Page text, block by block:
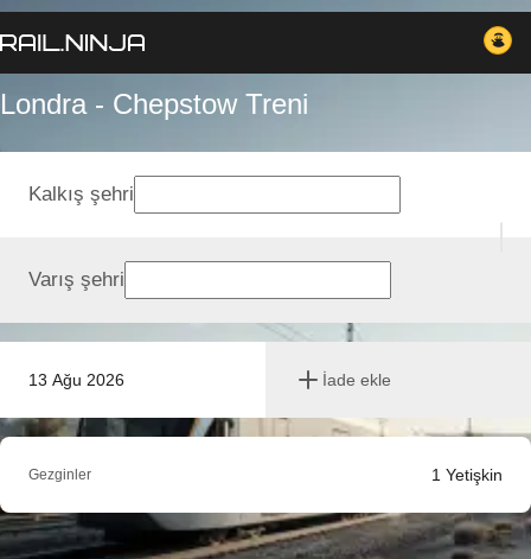
Londra - Chepstow Treni
13 Ağu 2026 İade ekle
Kalkış şehri
Varış şehri
Gezginler 1 Yetişkin